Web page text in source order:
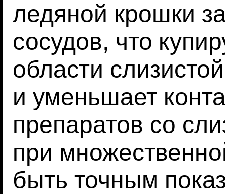
ледяной крошки
сосудов, что
области
и уменьшает
препаратов со
при
быть точным